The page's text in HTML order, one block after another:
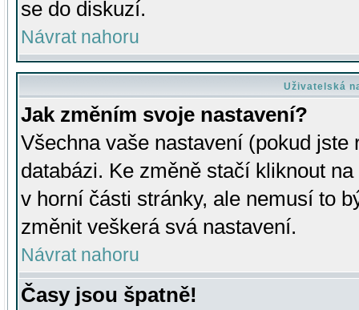
se do diskuzí.
Návrat nahoru
Uživatelská
Jak změním svoje nastavení?
Všechna vaše nastavení (pokud
databázi. Ke změně stačí kliknout
v horní části stránky, ale nemusí to
změnit veškerá svá nastavení.
Návrat nahoru
Časy jsou špatně!